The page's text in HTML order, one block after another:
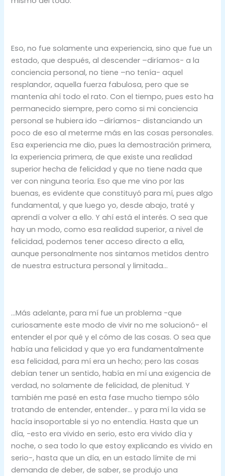
Eso, no fue solamente una experiencia, sino que fue un
estado, que después, al descender –diríamos- a la
conciencia personal, no tiene –no tenía- aquel
resplandor, aquella fuerza fabulosa, pero que se
mantenía ahí todo el rato. Con el tiempo, pues esto ha
permanecido siempre, pero como si mi conciencia
personal se hubiera ido –diríamos- distanciando un
poco de eso al meterme más en las cosas personales.
Esa experiencia me dio, pues la demostración primera,
la experiencia primera, de que existe una realidad
superior hecha de felicidad y que no tiene nada que
ver con ninguna teoría. Eso que me vino por las
buenas, es evidente que constituyó para mí, pues algo
fundamental, y que luego yo, desde abajo, traté y
aprendí a volver a ello. Y ahí está el interés. O sea que
hay un modo, como esa realidad superior, a nivel de
felicidad, podemos tener acceso directo a ella,
aunque personalmente nos sintamos metidos dentro
de nuestra estructura personal y limitada…
…Más adelante, para mí fue un problema -que
curiosamente este modo de vivir no me solucionó- el
entender el por qué y el cómo de las cosas. O sea que
había una felicidad y que yo era fundamentalmente
esa felicidad, para mí era un hecho; pero las cosas
debían tener un sentido, había en mí una exigencia de
verdad, no solamente de felicidad, de plenitud. Y
también me pasé en esta fase mucho tiempo sólo
tratando de entender, entender… y para mí la vida se
hacía insoportable si yo no entendía. Hasta que un
día, -esto era vivido en serio, esto era vivido día y
noche, o sea todo lo que estoy explicando es vivido en
serio-, hasta que un día, en un estado límite de mi
demanda de deber, de saber, se produjo una